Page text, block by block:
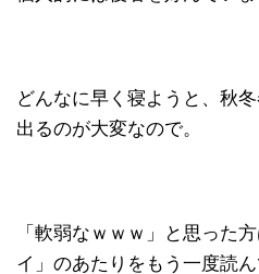
どんなに早く寝ようと、秋
出るのが大変なので。
「軟弱なｗｗｗ」と思った
イ」のあたりをもう一度読